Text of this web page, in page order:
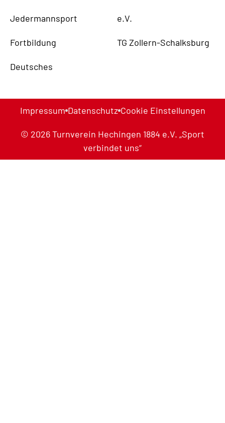
Jedermannsport
Fortbildung
Deutsches
e.V.
TG Zollern-Schalksburg
Impressum Datenschutz Cookie Einstellungen
© 2026 Turnverein Hechingen 1884 e.V. „Sport
verbindet uns“